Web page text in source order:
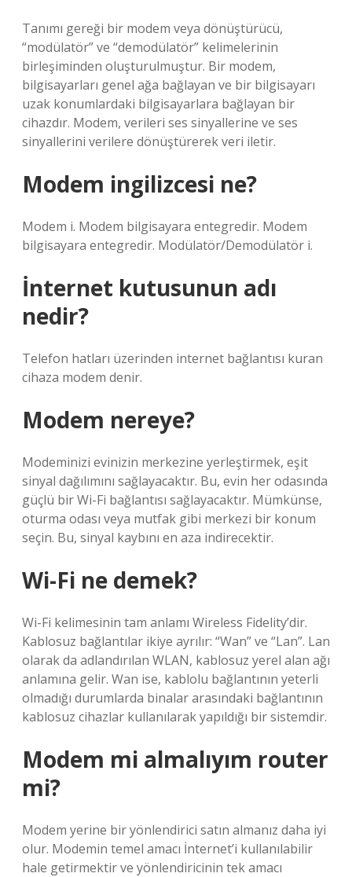
Tanımı gereği bir modem veya dönüştürücü,
“modülatör” ve “demodülatör” kelimelerinin
birleşiminden oluşturulmuştur. Bir modem,
bilgisayarları genel ağa bağlayan ve bir bilgisayarı
uzak konumlardaki bilgisayarlara bağlayan bir
cihazdır. Modem, verileri ses sinyallerine ve ses
sinyallerini verilere dönüştürerek veri iletir.
Modem ingilizcesi ne?
Modem i. Modem bilgisayara entegredir. Modem
bilgisayara entegredir. Modülatör/Demodülatör i.
İnternet kutusunun adı
nedir?
Telefon hatları üzerinden internet bağlantısı kuran
cihaza modem denir.
Modem nereye?
Modeminizi evinizin merkezine yerleştirmek, eşit
sinyal dağılımını sağlayacaktır. Bu, evin her odasında
güçlü bir Wi-Fi bağlantısı sağlayacaktır. Mümkünse,
oturma odası veya mutfak gibi merkezi bir konum
seçin. Bu, sinyal kaybını en aza indirecektir.
Wi-Fi ne demek?
Wi-Fi kelimesinin tam anlamı Wireless Fidelity’dir.
Kablosuz bağlantılar ikiye ayrılır: “Wan” ve “Lan”. Lan
olarak da adlandırılan WLAN, kablosuz yerel alan ağı
anlamına gelir. Wan ise, kablolu bağlantının yeterli
olmadığı durumlarda binalar arasındaki bağlantının
kablosuz cihazlar kullanılarak yapıldığı bir sistemdir.
Modem mi almalıyım router
mi?
Modem yerine bir yönlendirici satın almanız daha iyi
olur. Modemin temel amacı İnternet’i kullanılabilir
hale getirmektir ve yönlendiricinin tek amacı